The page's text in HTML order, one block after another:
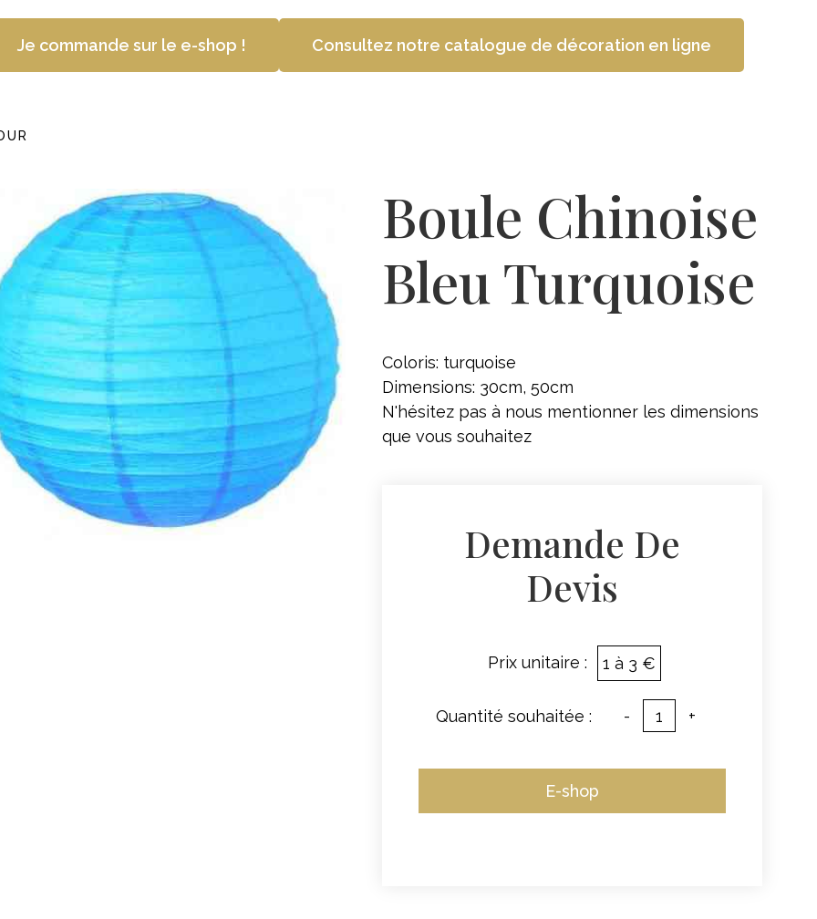
Je commande sur le e-shop ! Consultez notre catalogue de décoration en ligne
Boule Chinoise
Bleu Turquoise
Coloris: turquoise
Dimensions: 30cm, 50cm
N'hésitez pas à nous mentionner les dimensions
que vous souhaitez
Demande De
Devis
Prix unitaire : 1 à 3 €
Quantité souhaitée : - +
E-shop